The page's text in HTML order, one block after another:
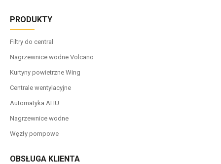
PRODUKTY
Filtry do central
Nagrzewnice wodne Volcano
Kurtyny powietrzne Wing
Centrale wentylacyjne
Automatyka AHU
Nagrzewnice wodne
Węzły pompowe
OBSŁUGA KLIENTA